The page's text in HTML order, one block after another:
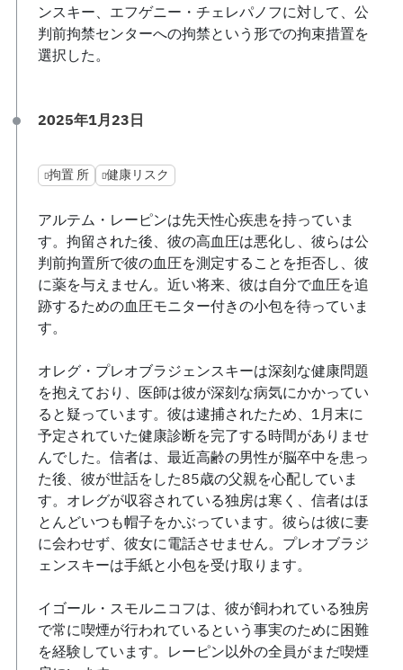
ンスキー、エフゲニー・チェレパノフに対して、公
判前拘禁センターへの拘禁という形での拘束措置を
選択した。
2025年1月23日
拘置 所 健康リスク
アルテム・レーピンは先天性心疾患を持っていま
す。拘留された後、彼の高血圧は悪化し、彼らは公
判前拘置所で彼の血圧を測定することを拒否し、彼
に薬を与えません。近い将来、彼は自分で血圧を追
跡するための血圧モニター付きの小包を待っていま
す。
オレグ・プレオブラジェンスキーは深刻な健康問題
を抱えており、医師は彼が深刻な病気にかかってい
ると疑っています。彼は逮捕されたため、1月末に
予定されていた健康診断を完了する時間がありませ
んでした。信者は、最近高齢の男性が脳卒中を患っ
た後、彼が世話をした85歳の父親を心配していま
す。オレグが収容されている独房は寒く、信者はほ
とんどいつも帽子をかぶっています。彼らは彼に妻
に会わせず、彼女に電話させません。プレオブラジ
ェンスキーは手紙と小包を受け取ります。
イゴール・スモルニコフは、彼が飼われている独房
で常に喫煙が行われているという事実のために困難
を経験しています。レーピン以外の全員がまだ喫煙